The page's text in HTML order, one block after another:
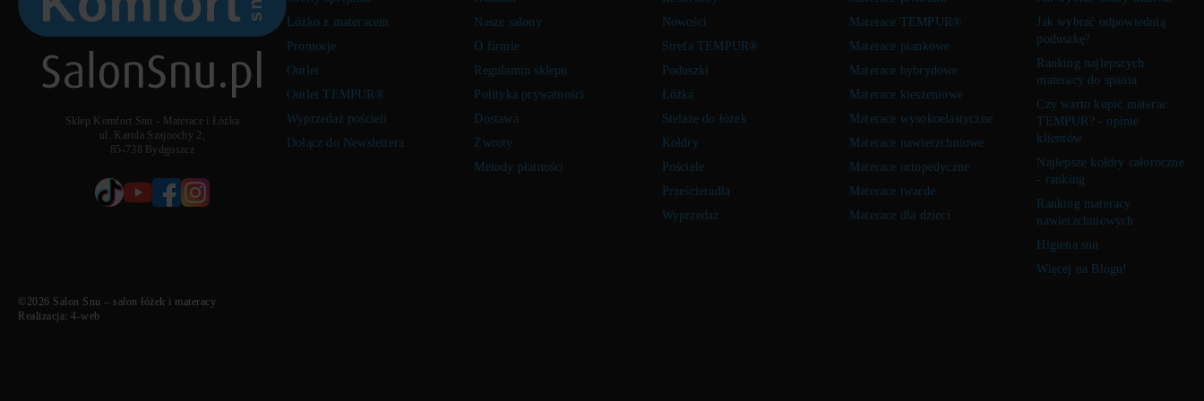
Sklep Komfort Snu - Materace i Łóżka
ul. Karola Szajnochy 2,
85-738 Bydgoszcz
Łóżko z materacem
Promocje
Outlet
Outlet TEMPUR®
Wyprzedaż pościeli
Dołącz do Newslettera
Nasze salony
O firmie
Regulamin sklepu
Polityka prywatności
Dostawa
Zwroty
Metody płatności
Nowości
Strefa TEMPUR®
Poduszki
Łóżka
Stelaże do łóżek
Kołdry
Pościele
Prześcieradła
Wyprzedaż
Materace TEMPUR®
Materace piankowe
Materace hybrydowe
Materace kieszeniowe
Materace wysokoelastyczne
Materace nawierzchniowe
Materace ortopedyczne
Materace twarde
Materace dla dzieci
Jak wybrać odpowiednią
poduszkę?
Ranking najlepszych
materacy do spania
Czy warto kupić materac
TEMPUR? - opinie
klientów
Najlepsze kołdry całoroczne
- ranking
Ranking materacy
nawierzchniowych
Higiena snu
Więcej na Blogu!
©2026 Salon Snu – salon łóżek i materacy
Realizacja: 4-web